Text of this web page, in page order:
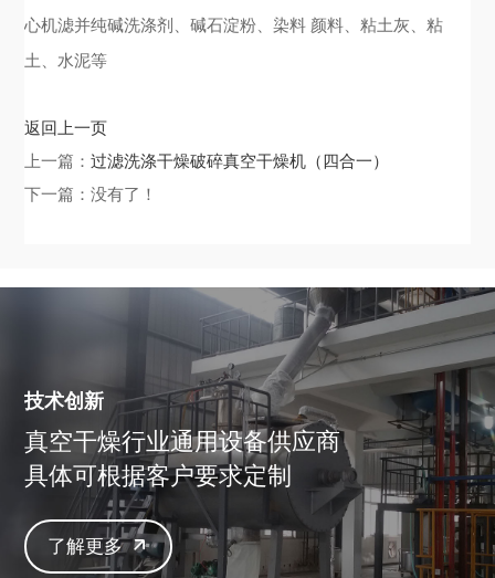
心机滤并纯碱洗涤剂、碱石淀粉、染料 颜料、粘土灰、粘
土、水泥等
返回上一页
上一篇：过滤洗涤干燥破碎真空干燥机（四合一）
下一篇：没有了！
技术创新
真空干燥行业通用设备供应商
具体可根据客户要求定制
了解更多